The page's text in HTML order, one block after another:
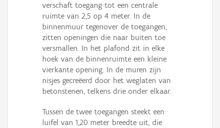
verschaft toegang tot een centrale
ruimte van 2,5 op 4 meter. In de
binnenmuur tegenover de toegangen,
zitten openingen die naar buiten toe
versmallen. In het plafond zit in elke
hoek van de binnenruimte een kleine
vierkante opening. In de muren zijn
nisjes gecreëerd door het weglaten van
betonstenen, telkens drie onder elkaar.
Tussen de twee toegangen steekt een
luifel van 1,20 meter breedte uit, die